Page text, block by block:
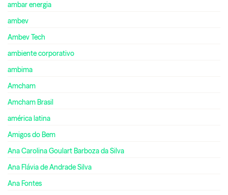
ambar energia
ambev
Ambev Tech
ambiente corporativo
ambima
Amcham
Amcham Brasil
américa latina
Amigos do Bem
Ana Carolina Goulart Barboza da Silva
Ana Flávia de Andrade Silva
Ana Fontes